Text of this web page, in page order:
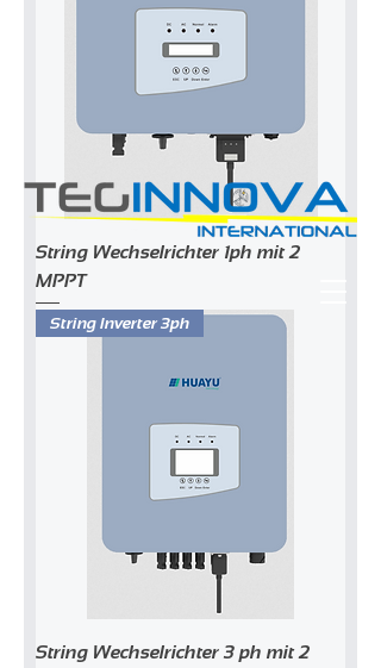
String Wechselrichter 1ph mit 2
MPPT
String Inverter 3ph
String Wechselrichter 3 ph mit 2